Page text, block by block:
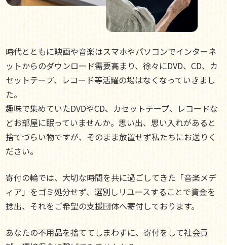
時代とともに映画や音楽はスマホやパソコンでインターネ
ットからのダウンロード需要高まり、徐々にDVD、CD、カ
セットテープ、レコード等活躍の場はなくなっていきまし
た。
趣味で集めていたDVDやCD、カセットテープ、レコードな
どお部屋に眠っていませんか。思い出、思い入れがあると
捨てづらい物ですが、そのまま放置せず私たちにお送りく
ださい。
寄付の輪では、大切な時間を共に過ごしてきた「音楽メデ
ィア」をゴミ処分せず、選別しリユースすることで資金を
捻出、それをご希望の支援団体へ寄付しております。
あなたの不用品を捨ててしまわずに、寄付をして社会貢